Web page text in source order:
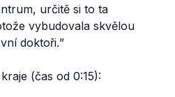
určitě si to ta
vybudovala skvělou
doktoři.”
kraje (čas od 0:15):